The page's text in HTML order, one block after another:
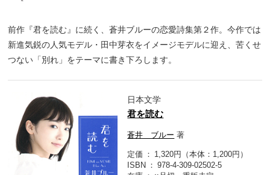
前作『君を読む』に続く、蒼井ブルーの恋愛詩集第２作。今作では
新進気鋭の人気モデル・田中芽衣をイメージモデルに迎え、苦くせ
つない「別れ」をテーマに書き下ろします。
日本文学
君を読む
蒼井 ブルー 著
定価
1,320円（本体：1,200円）
ISBN
978-4-309-02502-5